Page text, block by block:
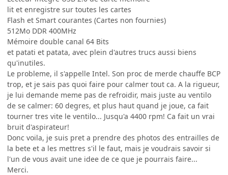
lit et enregistre sur toutes les cartes
Flash et Smart courantes (Cartes non fournies)
512Mo DDR 400MHz
Mémoire double canal 64 Bits
et patati et patata, avec plein d'autres trucs aussi biens
qu'inutiles.
Le probleme, il s'appelle Intel. Son proc de merde chauffe BCP
trop, et je sais pas quoi faire pour calmer tout ca. A la rigueur,
je lui demande meme pas de refroidir, mais juste au ventilo
de se calmer: 60 degres, et plus haut quand je joue, ca fait
tourner tres vite le ventilo... Jusqu'a 4400 rpm! Ca fait un vrai
bruit d'aspirateur!
Donc voila, je suis pret a prendre des photos des entrailles de
la bete et a les mettres s'il le faut, mais je voudrais savoir si
l'un de vous avait une idee de ce que je pourrais faire...
Merci.